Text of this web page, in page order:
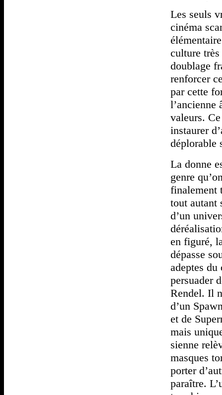
Les seuls
cinéma
culture
doublage
renforcer
par cette
l’ancienne
valeurs.
instaurer
déplorable
La donne
genre
finalement
tout autant
d’un
en figuré,
dépasse
adeptes du
persuader
Rendel. Il
d’un
et de
mais
sienne
masques
porter
paraître.